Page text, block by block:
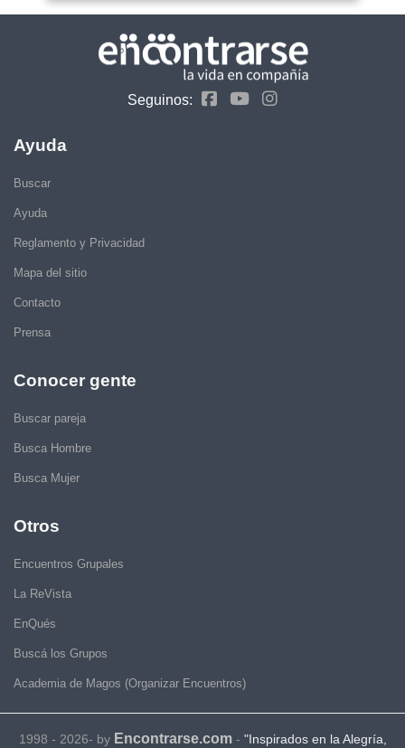
Seguinos:
Ayuda
Buscar
Ayuda
Reglamento y Privacidad
Mapa del sitio
Contacto
Prensa
Conocer gente
Buscar pareja
Busca Hombre
Busca Mujer
Otros
Encuentros Grupales
La ReVista
EnQués
Buscá los Grupos
Academia de Magos (Organizar Encuentros)
1998 - 2026- by Encontrarse.com- "Inspirados en la Alegría,